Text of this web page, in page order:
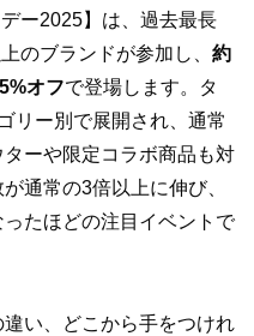
ー2025】は、過去最長
のブランドが参加し、 約
オフで登場します。タ
リー別で展開され、通常
ーや限定コラボ商品も対
通常の3倍以上に伸び、
たほどの注目イベントで
違い、どこから手をつけれ